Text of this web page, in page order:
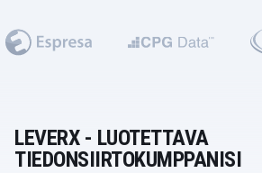
LEVERX - LUOTETTAVA
TIEDONSIIRTOKUMPPANISI